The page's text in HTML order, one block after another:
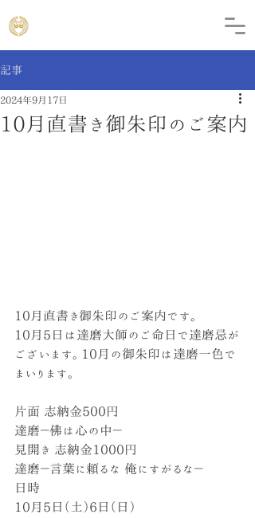
記事
10月直書き御朱印のご案内
2024年9月17日
10月直書き御朱印のご案内です。
10月5日は達磨大師のご命日で達磨忌が
ございます。10月の御朱印は達磨一色で
まいります。
片面 志納金500円
達磨－佛は心の中－
見開き 志納金1000円
達磨－言葉に頼るな 俺にすがるな－
日時
10月5日（土）6日（日）